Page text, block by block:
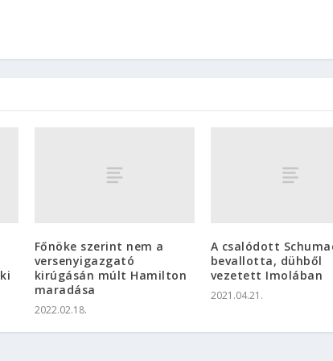
Főnöke szerint nem a
versenyigazgató
kirúgásán múlt Hamilton
maradása
2022.02.18.
A csalódott
bevallotta, dühből
vezetett Imolában
2021.04.21.